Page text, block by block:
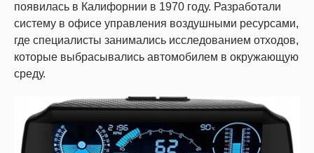
появилась в Калифорнии в 1970 году. Разработали
систему в офисе управления воздушными ресурсами,
где специалисты занимались исследованием отходов,
которые выбрасывались автомобилем в окружающую
среду.